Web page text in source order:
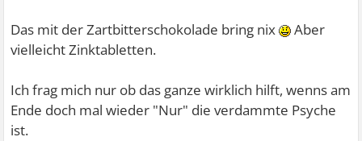
Das mit der Zartbitterschokolade bring nix
Aber
vielleicht Zinktabletten.
Ich frag mich nur ob das ganze wirklich hilft, wenns am
Ende doch mal wieder "Nur" die verdammte Psyche
ist.